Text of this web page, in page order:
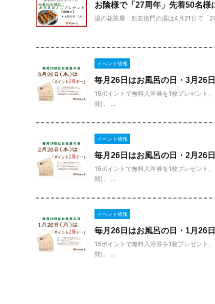
お陰様で「27周年」先着50名様
湯の花茶屋 新左衛門の湯は4月21日で「
イベント情報
毎月26日はお風呂の日・3月26
15ポイントで無料入浴券を1枚プレゼント
間)。 ...
イベント情報
毎月26日はお風呂の日・2月26
15ポイントで無料入浴券を1枚プレゼント
間)。 ...
イベント情報
毎月26日はお風呂の日・1月26
15ポイントで無料入浴券を1枚プレゼント
間)。 ...